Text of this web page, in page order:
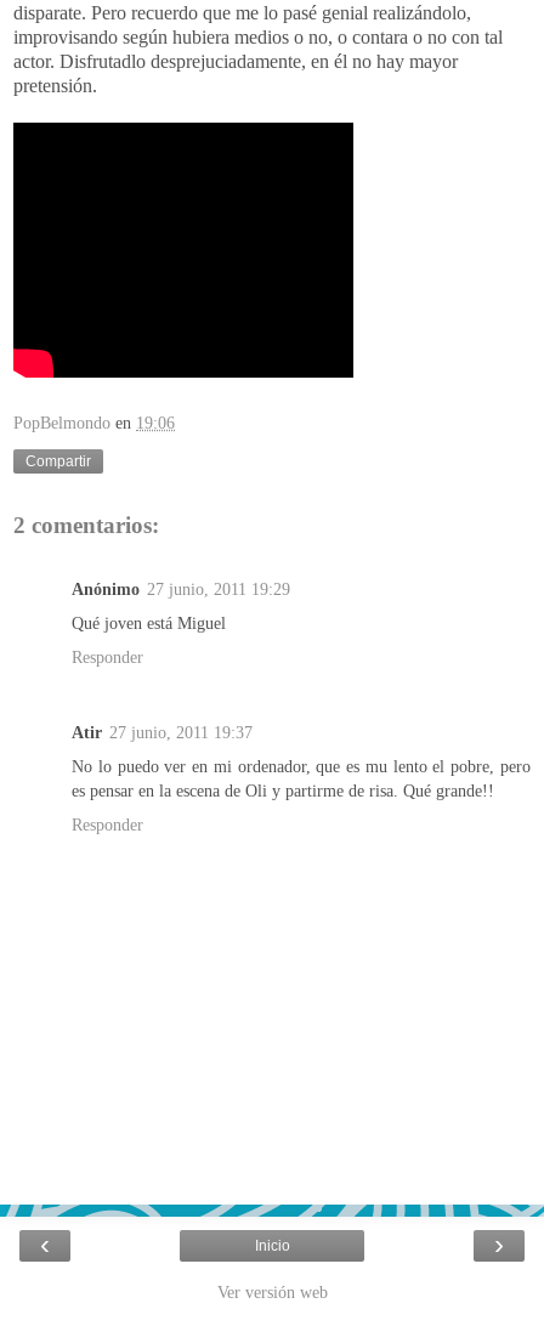
disparate. Pero recuerdo que me lo pasé genial realizándolo,
improvisando según hubiera medios o no, o contara o no con tal
actor. Disfrutadlo desprejuciadamente, en él no hay mayor
pretensión.
PopBelmondo en 19:06
Compartir
2 comentarios:
Anónimo 27 junio, 2011 19:29
Qué joven está Miguel
Responder
Atir 27 junio, 2011 19:37
No lo puedo ver en mi ordenador, que es mu lento el pobre, pero
es pensar en la escena de Oli y partirme de risa. Qué grande!!
Responder
‹ ›
Inicio
Ver versión web